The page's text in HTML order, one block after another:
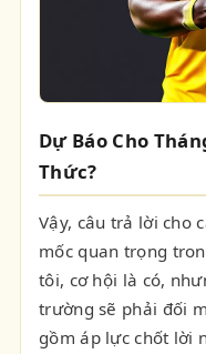
Dự Báo Cho
Thức?
Vậy, câu trả lời cho
mốc quan trọng
tôi, cơ hội là có,
trường sẽ phải đối
gồm áp lực chốt lời